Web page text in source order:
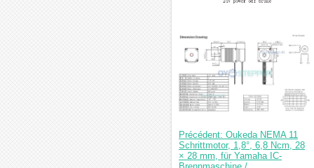
Précédent: Oukeda NEMA 11
Schrittmotor, 1,8°, 6,8 Ncm, 28
× 28 mm, für Yamaha IC-